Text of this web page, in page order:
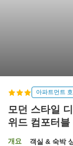
아파트먼트
모던 스타일
위드 컴포터블
개요 객실 & 숙박